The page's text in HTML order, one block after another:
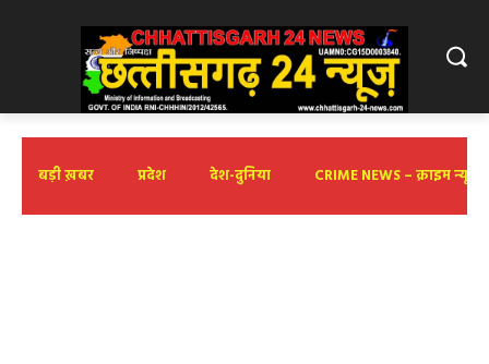
बड़ी ख़बर प्रदेश देश-दुनिया CRIME NEWS – क्राइम न्यूज़